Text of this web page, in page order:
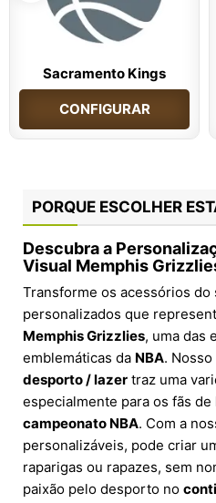
Sacramento Kings
CONFIGURAR
PORQUE ESCOLHER
Descubra a
Visual Memphis
Transforme os acessórios
personalizados que
Memphis Grizzlies, uma das
emblemáticas da NBA.
desporto / lazer traz uma
especialmente para os fãs de
campeonato NBA. Com a
personalizáveis, pode criar
raparigas ou rapazes, sem
paixão pelo desporto no